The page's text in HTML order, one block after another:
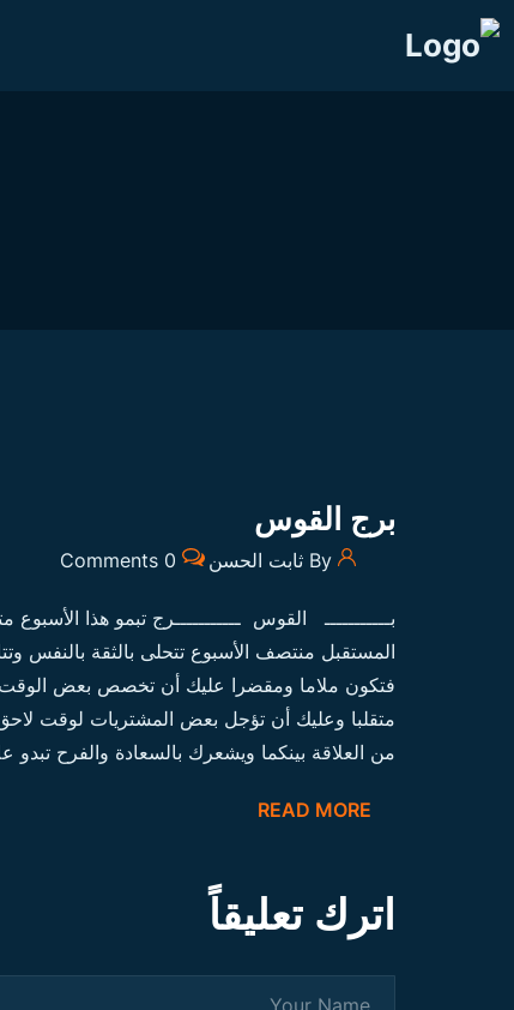
برج القوس
0 Comments
بـــــــــــ القوس ـــــــــــرج تبمو هذا
المستقبل منتصف الأسبوع تتحلى بالثقة بالنفس
فتكون ملاما ومقضرا عليك أن تخصص بعض الوقت
متقلبا وعليك أن تؤجل بعض المشتريات لوقت
من العلاقة بينكما ويشعرك بالسعادة والفرح
READ MORE
اترك تعليقاً